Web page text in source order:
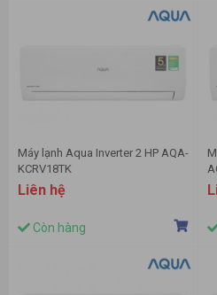
Máy lạnh Aqua Inverter 2 HP AQA-
KCRV18TK
Liên hệ
Còn hàng